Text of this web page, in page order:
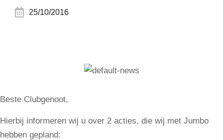
25/10/2016
Beste Clubgenoot,
Hierbij informeren wij u over 2 acties, die wij met Jumbo
hebben gepland: